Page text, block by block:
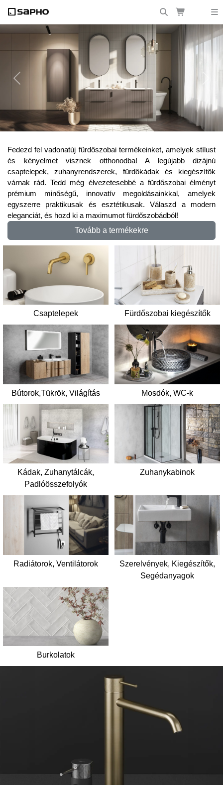
Previous
trendekkel!
Fedezd fel vadonatúj fürdőszobai termékeinket, amelyek stílust
és kényelmet visznek otthonodba! A legújabb dizájnú
csaptelepek, zuhanyrendszerek, fürdőkádak és kiegészítők
várnak rád. Tedd még élvezetesebbé a fürdőszobai élményt
prémium minőségű, innovatív megoldásainkkal, amelyek
egyszerre praktikusak és esztétikusak. Válaszd a modern
eleganciát, és hozd ki a maximumot fürdőszobádból!
Tovább a termékekre
Csaptelepek Fürdőszobai kiegészítők
Bútorok,Tükrök, Világítás Mosdók, WC-k
Kádak, Zuhanytálcák,
Padlóösszefolyók
Zuhanykabinok
Radiátorok, Ventilátorok
Szerelvények, Kiegészítők,
Segédanyagok
Burkolatok